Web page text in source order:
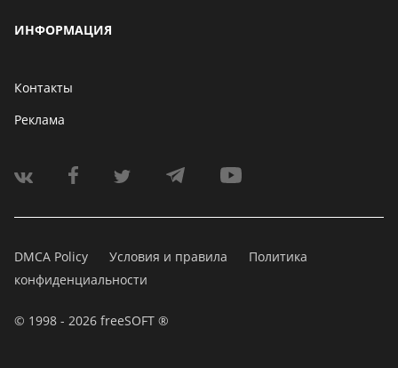
ИНФОРМАЦИЯ
Контакты
Реклама
DMCA Policy Условия и правила
Политика
конфиденциальности
© 1998 - 2026 freeSOFT ®